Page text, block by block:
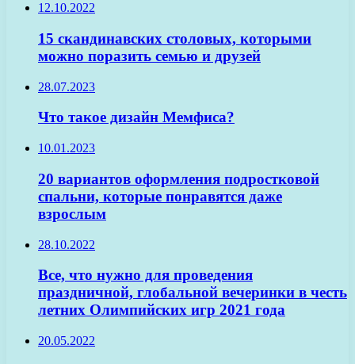
12.10.2022
15 скандинавских столовых, которыми
можно поразить семью и друзей
28.07.2023
Что такое дизайн Мемфиса?
10.01.2023
20 вариантов оформления подростковой
спальни, которые понравятся даже
взрослым
28.10.2022
Все, что нужно для проведения
праздничной, глобальной вечеринки в честь
летних Олимпийских игр 2021 года
20.05.2022